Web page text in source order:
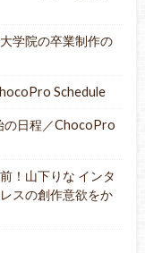
学院の卒業制作の
Schedule
の日程／ChocoPro
！山下りな インタ
スの創作意欲をか